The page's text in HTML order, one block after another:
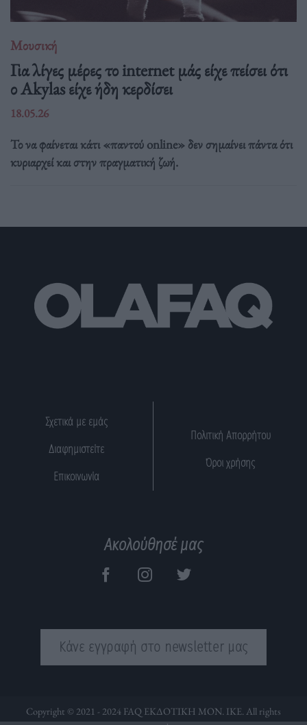
Μουσική
Για λίγες μέρες το internet μάς είχε πείσει ότι
ο Akylas είχε ήδη κερδίσει
18.05.26
Το να φαίνεται κάτι «παντού online» δεν σημαίνει πάντα ότι
κυριαρχεί και στην πραγματική ζωή.
Σχετικά με εμάς
Διαφημιστείτε
Επικοινωνία
Πολιτική Απορρήτου
Όροι χρήσης
Ακολούθησέ μας
Κάνε εγγραφή στο newsletter μας
Copyright © 2021 - 2024 FAQ ΕΚΔΟΤΙΚΗ ΜΟΝ. ΙΚΕ. All rights